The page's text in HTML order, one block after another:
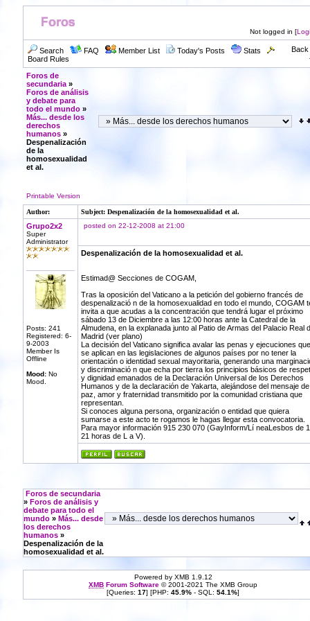
Not logged in [
Search FAQ Member List Today's Posts
Stats
Board Rules
Back
Foros de
secundaria»
Foros de análisis
y debate para
todo el mundo»
Más... desde los
derechos
humanos»
Despenalización
de la
homosexualidad
et al.
Printable Version
Author: Subject: Despenalización de la homosexualidad et al.
Grupo2x2
Super
Administrator
Posts: 241
Registered: 6-
9-2003
Member Is
Offline
Mood:No
Mood.
posted on 22-12-2008 at 21:00
Despenalización de la homosexualidad et al.
Estimad@ Secciones de COGAM,
Tras la oposición del Vaticano a la petición del gobierno francés de
despenalizació n de la homosexualidad en todo el mundo, COGAM
invita a que acudas a la concentración que tendrá lugar el próximo
sábado 13 de Diciembre a las 12:00 horas ante la Catedral de la
Almudena, en la explanada junto al Patio de Armas del Palacio Real
Madrid (ver plano)
La decisión del Vaticano significa avalar las penas y ejecuciones que
se aplican en las legislaciones de algunos países por no tener la
orientación o identidad sexual mayoritaria, generando una
y discriminació n que echa por tierra los principios básicos de
y dignidad emanados de la Declaración Universal de los Derechos
Humanos y de la declaración de Yakarta, alejándose del mensaje de
paz, amor y fraternidad transmitido por la comunidad cristiana que
representan.
Si conoces alguna persona, organización o entidad que quiera
sumarse a este acto te rogamos le hagas llegar esta convocatoria.
Para mayor información 915 230 070 (GayInform/Lí neaLesbos de
21 horas de L a V).
Foros de secundaria
» Foros de análisis y
debate para todo el
mundo» Más... desde
los derechos
humanos»
Despenalización de la
homosexualidad et al.
Powered by XMB 1.9.12
XMB Forum Software © 2001-2021 The XMB Group
[Queries: 17] [PHP: 45.9% - SQL: 54.1%]